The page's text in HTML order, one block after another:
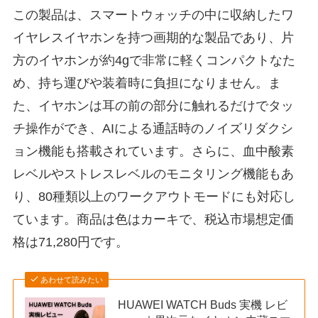
この製品は、スマートウォッチの中に収納したワ
イヤレスイヤホンを持つ画期的な製品であり、片
方のイヤホンが約4gで非常に軽くコンパクトなた
め、持ち運びや装着時に負担になりません。ま
た、イヤホンは耳の前の部分に触れるだけでタッ
チ操作ができ、AIによる通話時のノイズリダクシ
ョン機能も搭載されています。さらに、血中酸素
レベルやストレスレベルのモニタリング機能もあ
り、80種類以上のワークアウトモードにも対応し
ています。商品は色はカーキで、税込市場想定価
格は71,280円です。
あわせて読みたい
HUAWEI WATCH Buds 実機 レビ